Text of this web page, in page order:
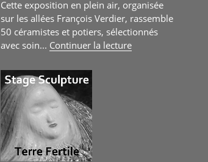
juin
au
4
juillet
Cette exposition en plein air, organisée
sur les allées François Verdier, rassemble
50 céramistes et potiers, sélectionnés
avec soin... Continuer la lecturede